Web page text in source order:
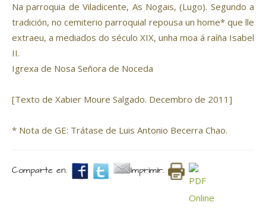
Na parroquia de Viladicente, As Nogais, (Lugo). Segundo a
tradición, no cemiterio parroquial repousa un home* que lle
extraeu, a mediados do século XIX, unha moa á raíña Isabel
II.
Igrexa de Nosa Señora de Noceda
[Texto de Xabier Moure Salgado. Decembro de 2011]
* Nota de GE: Trátase de Luis Antonio Becerra Chao.
Comparte en. Imprimir.